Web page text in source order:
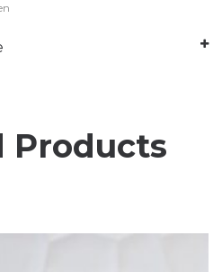
Products